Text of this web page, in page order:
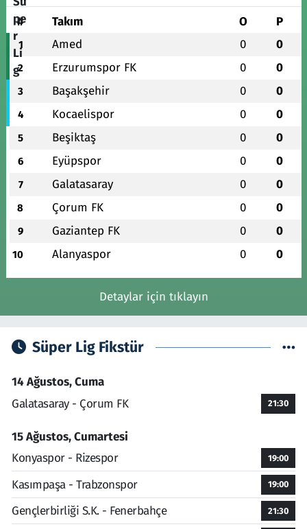
# Takım O P
1 Amed 0 0
2 Erzurumspor FK 0 0
3 Başakşehir 0 0
4 Kocaelispor 0 0
5 Beşiktaş 0 0
6 Eyüpspor 0 0
7 Galatasaray 0 0
8 Çorum FK 0 0
9 Gaziantep FK 0 0
10 Alanyaspor 0 0
Detaylar için tıklayın
Süper Lig Fikstür
14 Ağustos, Cuma
Galatasaray - Çorum FK
21:30
15 Ağustos, Cumartesi
Konyaspor - Rizespor
19:00
Kasımpaşa - Trabzonspor 19:00
Gençlerbirliği S.K. - Fenerbahçe 21:30